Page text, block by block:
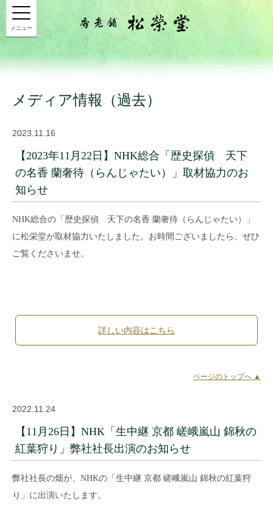
メニュー
メディア情報（過去）
2023.11.16
【2023年11月22日】NHK総合「歴史探偵 天下
の名香 蘭奢待（らんじゃたい）」取材協力のお
知らせ
NHK総合の「歴史探偵 天下の名香 蘭奢待（らんじゃたい）」
に松栄堂が取材協力いたしました。お時間ございましたら、ぜひ
ご覧くださいませ。
詳しい内容はこちら
ページのトップへ ▲
2022.11.24
【11月26日】NHK「生中継 京都 嵯峨嵐山 錦秋の
紅葉狩り」弊社社長出演のお知らせ
弊社社長の畑が、NHKの「生中継 京都 嵯峨嵐山 錦秋の紅葉狩
り」に出演いたします。